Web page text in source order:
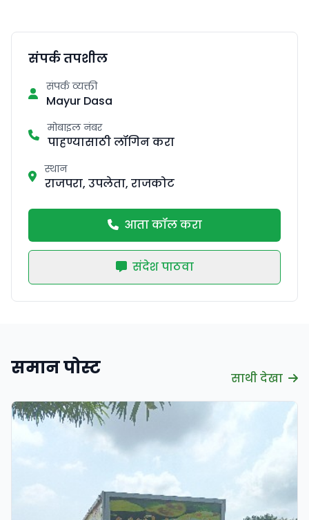
संपर्क तपशील
संपर्क व्यक्ती
Mayur Dasa
मोबाइल नंबर
पाहण्यासाठी लॉगिन करा
स्थान
राजपरा, उपलेता, राजकोट
आता कॉल करा
संदेश पाठवा
समान पोस्ट साथी देखा